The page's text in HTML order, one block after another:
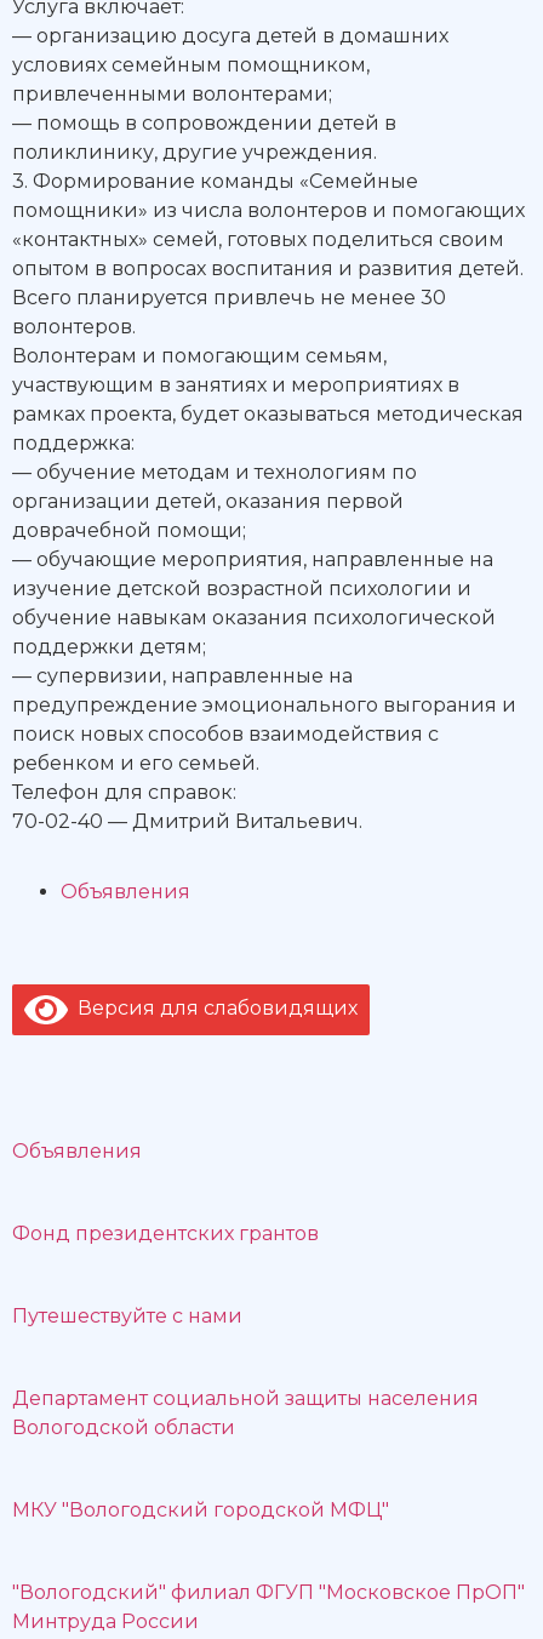
Услуга включает:
— организацию досуга детей в домашних
условиях семейным помощником,
привлеченными волонтерами;
— помощь в сопровождении детей в
поликлинику, другие учреждения.
3. Формирование команды «Семейные
помощники» из числа волонтеров и помогающих
«контактных» семей, готовых поделиться своим
опытом в вопросах воспитания и развития детей.
Всего планируется привлечь не менее 30
волонтеров.
Волонтерам и помогающим семьям,
участвующим в занятиях и мероприятиях в
рамках проекта, будет оказываться методическая
поддержка:
— обучение методам и технологиям по
организации детей, оказания первой
доврачебной помощи;
— обучающие мероприятия, направленные на
изучение детской возрастной психологии и
обучение навыкам оказания психологической
поддержки детям;
— супервизии, направленные на
предупреждение эмоционального выгорания и
поиск новых способов взаимодействия с
ребенком и его семьей.
Телефон для справок:
70-02-40 — Дмитрий Витальевич.
Объявления
Версия для слабовидящих
Объявления
Фонд президентских грантов
Путешествуйте с нами
Департамент социальной защиты населения
Вологодской области
МКУ "Вологодский городской МФЦ"
"Вологодский" филиал ФГУП "Московское ПрОП"
Минтруда России